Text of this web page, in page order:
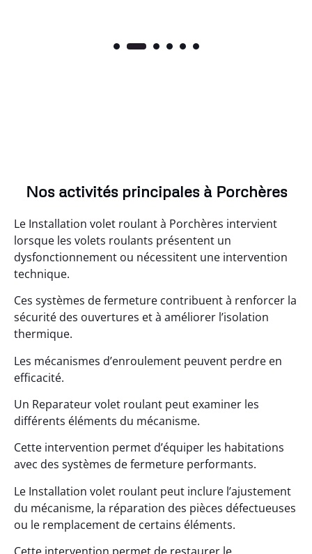
Nos activités principales à Porchères
Le Installation volet roulant à Porchères intervient
lorsque les volets roulants présentent un
dysfonctionnement ou nécessitent une intervention
technique.
Ces systèmes de fermeture contribuent à renforcer la
sécurité des ouvertures et à améliorer l’isolation
thermique.
Les mécanismes d’enroulement peuvent perdre en
efficacité.
Un Reparateur volet roulant peut examiner les
différents éléments du mécanisme.
Cette intervention permet d’équiper les habitations
avec des systèmes de fermeture performants.
Le Installation volet roulant peut inclure l’ajustement
du mécanisme, la réparation des pièces défectueuses
ou le remplacement de certains éléments.